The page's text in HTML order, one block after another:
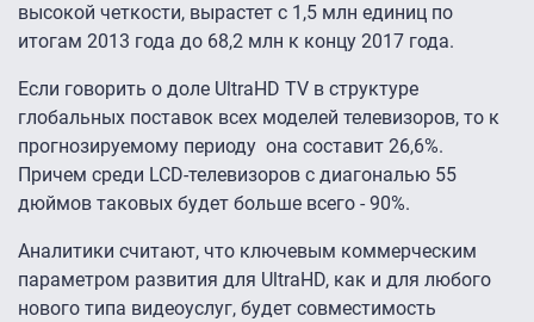
высокой четкости, вырастет с 1,5 млн единиц по
итогам 2013 года до 68,2 млн к концу 2017 года.
Если говорить о доле UltraHD TV в структуре
глобальных поставок всех моделей телевизоров, то к
прогнозируемому периоду она составит 26,6%.
Причем среди LCD-телевизоров с диагональю 55
дюймов таковых будет больше всего - 90%.
Аналитики считают, что ключевым коммерческим
параметром развития для UltraHD, как и для любого
нового типа видеоуслуг, будет совместимость